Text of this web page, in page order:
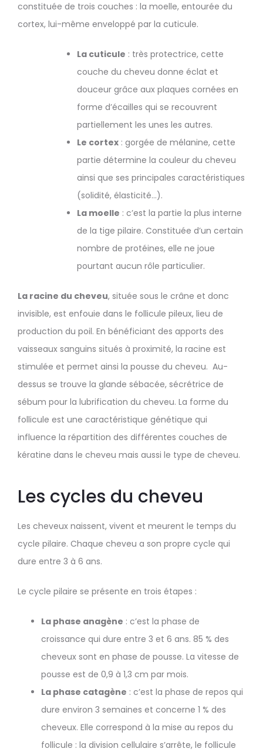
constituée de trois couches : la moelle, entourée du
cortex, lui-même enveloppé par la cuticule.
La cuticule : très protectrice, cette
couche du cheveu donne éclat et
douceur grâce aux plaques cornées en
forme d’écailles qui se recouvrent
partiellement les unes les autres.
Le cortex : gorgée de mélanine, cette
partie détermine la couleur du cheveu
ainsi que ses principales caractéristiques
(solidité, élasticité…).
La moelle : c’est la partie la plus interne
de la tige pilaire. Constituée d’un certain
nombre de protéines, elle ne joue
pourtant aucun rôle particulier.
La racine du cheveu, située sous le crâne et donc
invisible, est enfouie dans le follicule pileux, lieu de
production du poil. En bénéficiant des apports des
vaisseaux sanguins situés à proximité, la racine est
stimulée et permet ainsi la pousse du cheveu. Au-
dessus se trouve la glande sébacée, sécrétrice de
sébum pour la lubrification du cheveu. La forme du
follicule est une caractéristique génétique qui
influence la répartition des différentes couches de
kératine dans le cheveu mais aussi le type de cheveu.
Les cycles du cheveu
Les cheveux naissent, vivent et meurent le temps du
cycle pilaire. Chaque cheveu a son propre cycle qui
dure entre 3 à 6 ans.
Le cycle pilaire se présente en trois étapes :
La phase anagène : c’est la phase de
croissance qui dure entre 3 et 6 ans. 85 % des
cheveux sont en phase de pousse. La vitesse de
pousse est de 0,9 à 1,3 cm par mois.
La phase catagène : c’est la phase de repos qui
dure environ 3 semaines et concerne 1 % des
cheveux. Elle correspond à la mise au repos du
follicule : la division cellulaire s’arrête, le follicule